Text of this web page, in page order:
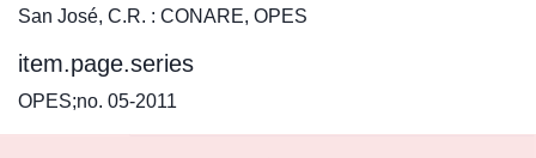
San José, C.R. : CONARE, OPES
item.page.series
OPES;no. 05-2011